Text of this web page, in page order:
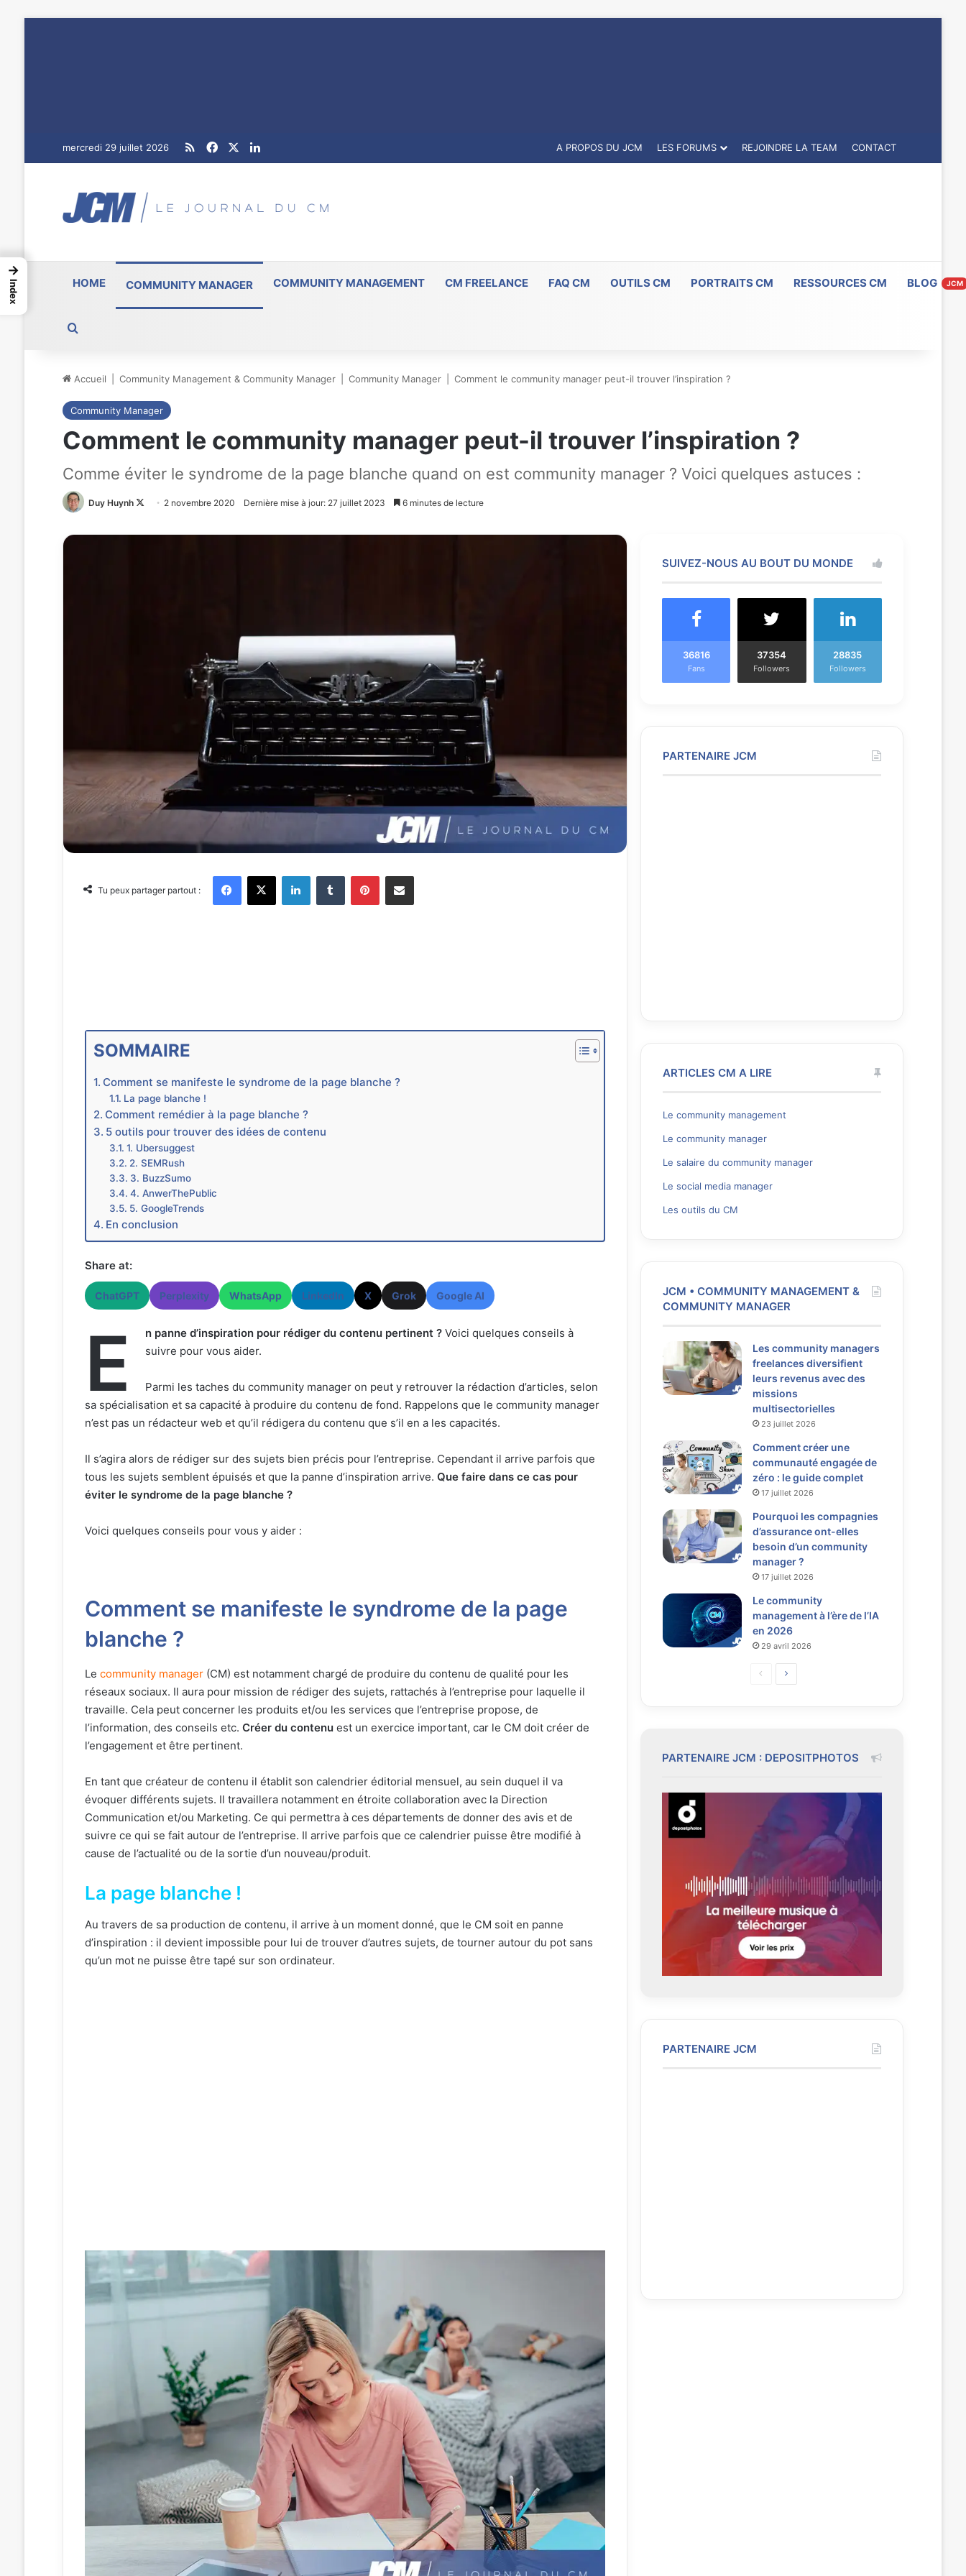
mercredi 29 juillet 2026 RSSFacebookLinkedin A PROPOS DU JCM LES FORUMS REJOINDRE LA TEAM CONTACT
HOME COMMUNITY MANAGER COMMUNITY MANAGEMENT CM FREELANCE FAQ CM OUTILS CM PORTRAITS CM RESSOURCES CM BLOG JCM
Accueil Community Management & Community Manager Community Manager Comment le community manager peut-il trouver l’inspiration ?
Community Manager
Comment le community manager peut-il trouver l’inspiration ?
Comme éviter le syndrome de la page blanche quand on est community manager ? Voici quelques astuces :
Duy Huynh
Follow
X
2 novembre 2020 Dernière mise à jour: 27 juillet 2023 6 minutes de lecture
Tu peux partager partout :
Facebook X Linkedin Tumblr Pinterest Partager par email
SOMMAIRE
Comment se manifeste le syndrome de la page blanche ?
La page blanche !
Comment remédier à la page blanche ?
5 outils pour trouver des idées de contenu
1. Ubersuggest
2. SEMRush
3. BuzzSumo
4. AnwerThePublic
5. GoogleTrends
En conclusion
Share at:
ChatGPT Perplexity WhatsApp LinkedIn X Grok Google AI
E n panne d’inspiration pour rédiger du contenu pertinent ?Voici quelques conseils à
suivre pour vous aider.
Parmi les taches du community manager on peut y retrouver la rédaction d’articles, selon
sa spécialisation et sa capacité à produire du contenu de fond. Rappelons que le community manager
n’est pas un rédacteur web et qu’il rédigera du contenu que s’il en a les capacités.
Il s’agira alors de rédiger sur des sujets bien précis pour l’entreprise. Cependant il arrive parfois que
tous les sujets semblent épuisés et que la panne d’inspiration arrive. Que faire dans ce cas pour
éviter le syndrome de la page blanche ?
Voici quelques conseils pour vous y aider :
Comment se manifeste le syndrome de la page
blanche ?
Le community manager(CM) est notamment chargé de produire du contenu de qualité pour les
réseaux sociaux. Il aura pour mission de rédiger des sujets, rattachés à l’entreprise pour laquelle il
travaille. Cela peut concerner les produits et/ou les services que l’entreprise propose, de
l’information, des conseils etc. Créer du contenuest un exercice important, car le CM doit créer de
l’engagement et être pertinent.
En tant que créateur de contenu il établit son calendrier éditorial mensuel, au sein duquel il va
évoquer différents sujets. Il travaillera notamment en étroite collaboration avec la Direction
Communication et/ou Marketing. Ce qui permettra à ces départements de donner des avis et de
suivre ce qui se fait autour de l’entreprise. Il arrive parfois que ce calendrier puisse être modifié à
cause de l’actualité ou de la sortie d’un nouveau/produit.
La page blanche !
Au travers de sa production de contenu, il arrive à un moment donné, que le CM soit en panne
d’inspiration : il devient impossible pour lui de trouver d’autres sujets, de tourner autour du pot sans
qu’un mot ne puisse être tapé sur son ordinateur.
SUIVEZ-NOUS AU BOUT DU MONDE
36816
Fans
37354
Followers
28835
Followers
PARTENAIRE JCM
ARTICLES CM A LIRE
Le community management
Le community manager
Le salaire du community manager
Le social media manager
Les outils du CM
JCM • COMMUNITY MANAGEMENT &
COMMUNITY MANAGER
Les community managers
freelances diversifient
leurs revenus avec des
missions
multisectorielles
23 juillet 2026
Comment créer une
communauté engagée de
zéro : le guide complet
17 juillet 2026
Pourquoi les compagnies
d’assurance ont-elles
besoin d’un community
manager ?
17 juillet 2026
Le community
management à l’ère de l’IA
en 2026
29 avril 2026
p
é
c
e
n
t
e
P
s
i
a
t
e
PARTENAIRE JCM : DEPOSITPHOTOS
PARTENAIRE JCM
→
Index